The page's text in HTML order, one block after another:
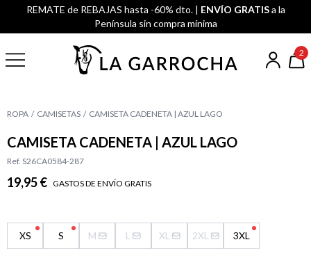
REMATE de REBAJAS hasta -60% dto. | ENVÍO GRATISa la
Península sin compra mínima
2
ROPA CAMISETAS CAMISETA CADENETA | AZUL LAGO
CAMISETA CADENETA | AZUL LAGO
Ref. S26CA0584-287
19,95 € GASTOS DE ENVÍO GRATIS
XS S M L XL 2XL 3XL